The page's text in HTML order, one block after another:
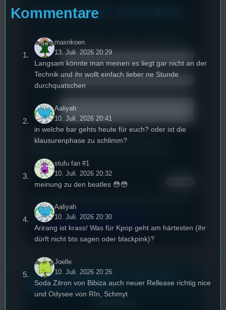
Kommentar schreiben
Deine E-Mail-Addresse wird nicht veröffentlicht.
Name
Email
Text *
Deinen Namen und E-Mail-Adresse für
speichern.
reduzieren.Erfahren Sie, wie Ihre
Kommentardaten verarbeitet werden.
Unsere neuesten Posts zum
Hören und Lesen
Kommentare
maxnkoen
13. Juli. 2026 20:29
Langsam könnte man meinen es liegt gar nicht an der
Technik und ihr wollt einfach lieber ne Stunde
durchquatschen
Aaliyah
10. Juli. 2026 20:41
in welche bar gehts heute für euch? oder ist die
klausurenphase zu schlimm?
stufu fan #1
10. Juli. 2026 20:32
meinung zu den beatles 😳😳
Aaliyah
10. Juli. 2026 20:30
Arirang ist krass! Was für Kpop geht am härtesten (ihr
dürft nicht bts sagen oder blackpink)?
Joelle
10. Juli. 2026 20:26
Soda Zitron von Bibiza auch neuer Rellease richtig nice
und Odysee von RIn, Schmyt